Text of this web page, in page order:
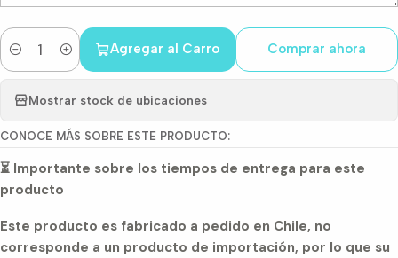
Cantidad
Agregar al Carro Comprar ahora
Mostrar stock de ubicaciones
CONOCE MÁS SOBRE ESTE PRODUCTO:
⏳ Importante sobre los tiempos de entrega para este
producto
Este producto es fabricado a pedido en Chile, no
corresponde a un producto de importación, por lo que su